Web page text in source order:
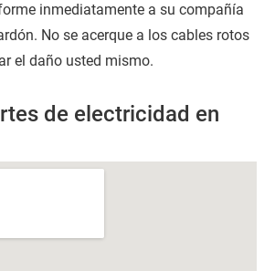
inmediatamente a su compañía
No se acerque a los cables rotos
el daño usted mismo.
de electricidad en